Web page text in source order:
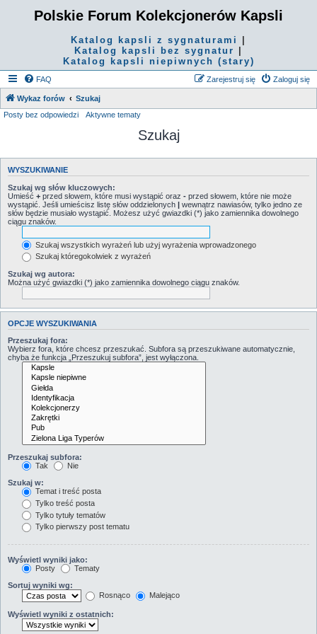
Polskie Forum Kolekcjonerów Kapsli
Katalog kapsli z sygnaturami
Katalog kapsli bez sygnatur
Katalog kapsli niepiwnych (stary)
FAQ Zaloguj się
Zarejestruj się
Wykaz forów
Szukaj
Posty bez odpowiedzi
Aktywne tematy
Szukaj
WYSZUKIWANIE
Szukaj wg słów kluczowych:
Umieść + przed słowem, które musi wystąpić oraz - przed słowem, które nie może
wystąpić. Jeśli umieścisz listę słów oddzielonych | wewnątrz nawiasów, tylko jedno ze
słów będzie musiało wystąpić. Możesz użyć gwiazdki (*) jako zamiennika dowolnego
ciągu znaków.
Szukaj wszystkich wyrażeń lub użyj wyrażenia wprowadzonego
Szukaj któregokolwiek z wyrażeń
Szukaj wg autora:
Można użyć gwiazdki (*) jako zamiennika dowolnego ciągu znaków.
OPCJE WYSZUKIWANIA
Przeszukaj fora:
Wybierz fora, które chcesz przeszukać. Subfora są przeszukiwane automatycznie,
chyba że funkcja „Przeszukuj subfora”, jest wyłączona.
Przeszukaj subfora:
Tak
Nie
Szukaj w:
Temat i treść posta
Tylko treść posta
Tylko tytuły tematów
Tylko pierwszy post tematu
Wyświetl wyniki jako:
Posty
Tematy
Sortuj wyniki wg:
Rosnąco
Malejąco
Wyświetl wyniki z ostatnich: